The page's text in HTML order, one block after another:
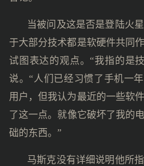
当被问及这是否是登陆火
于大部分技术都是软硬件共同
试图表达的观点。“我指的是
说。“人们已经习惯了手机一
用户，但我认为最近的一些软
了这一点。就像它破坏了我
础的东西。”
马斯克没有详细说明他所